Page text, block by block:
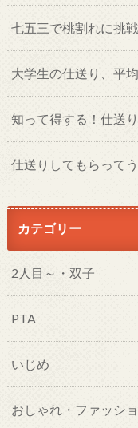
七五三で桃割れに挑戦
大学生の仕送り、平
知って得する！仕送
仕送りしてもらって
カテゴリー
2人目～・双子
PTA
いじめ
おしゃれ・ファッシ